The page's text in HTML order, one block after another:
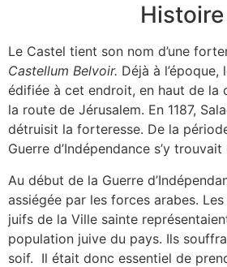
Histoire
Le Castel tient son nom d’une
Castellum Belvoir. Déjà à l’époque,
édifiée à cet endroit, en haut de la
la route de Jérusalem. En 1187,
détruisit la forteresse. De la
Guerre d’Indépendance s’y
Au début de la Guerre
assiégée par les forces arabes.
juifs de la Ville sainte
population juive du pays. Ils
soif. Il était donc essentiel de